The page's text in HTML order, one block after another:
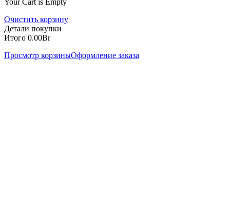
Очистить корзину
Детали покупки
Итого 0.00Br
Просмотр корзиныОформление заказа